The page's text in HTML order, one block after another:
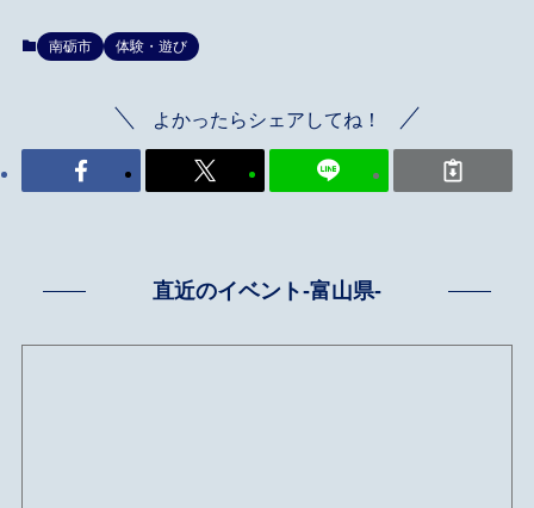
南砺市 体験・遊び
よかったらシェアしてね！
直近のイベント-富山県-